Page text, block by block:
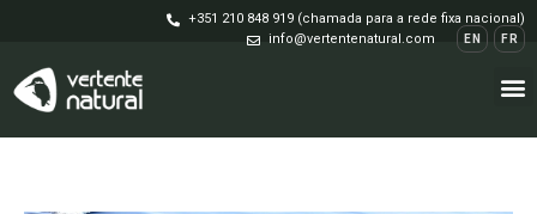
+351 210 848 919 (chamada para a rede fixa nacional)
info@vertentenatural.com
EN FR